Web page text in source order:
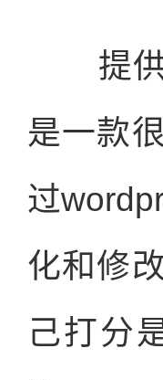
提供
是一款
过
化和修
己打分